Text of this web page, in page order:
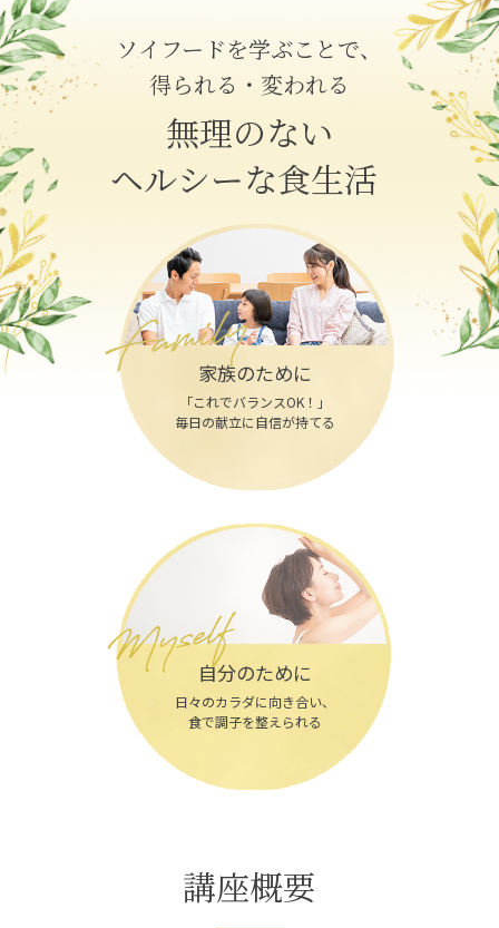
ソイフードを学ぶことで、
得られる・変われる
無理のない
ヘルシーな食生活
家族のために
「これでバランスOK！」
毎日の献立に自信が持てる
自分のために
日々のカラダに向き合い、
食で調子を整えられる
講座概要